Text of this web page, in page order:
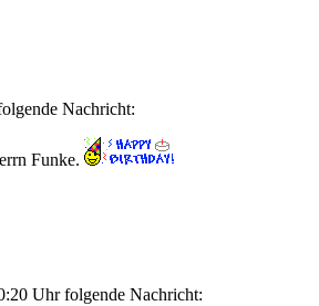
Nachricht:
Funke.
Uhr folgende Nachricht: